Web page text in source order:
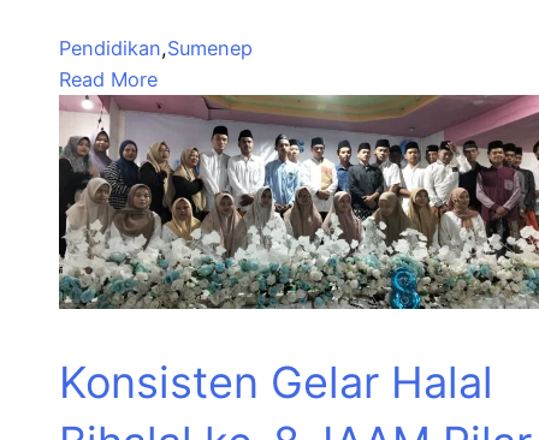
Pendidikan,Sumenep
Read More
Konsisten Gelar Halal